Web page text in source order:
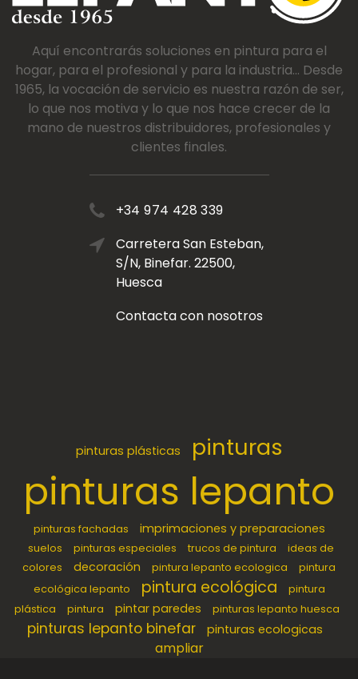
Aquí encontrarás soluciones en pintura para el
hogar, para el profesional y para la industria... Desde
1965, la vocación de servicio es nuestra razón de ser,
lo que nos motiva y lo que nos hace crecer de la
mano de nuestros distribuidores, profesionales y
clientes finales.
+34 974 428 339
Carretera San Esteban,
S/N, Binefar. 22500,
Huesca
Contacta con nosotros
pinturas plásticas pinturas
pinturas lepanto
pinturas fachadas imprimaciones y preparaciones
suelos pinturas especiales trucos de pintura
ideas de
colores
decoración pintura lepanto ecologica
pintura
ecológica lepanto
pintura ecológica
pintura
plástica
pintura pintar paredes pinturas lepanto huesca
pinturas lepanto binefar pinturas ecologicas
ampliar